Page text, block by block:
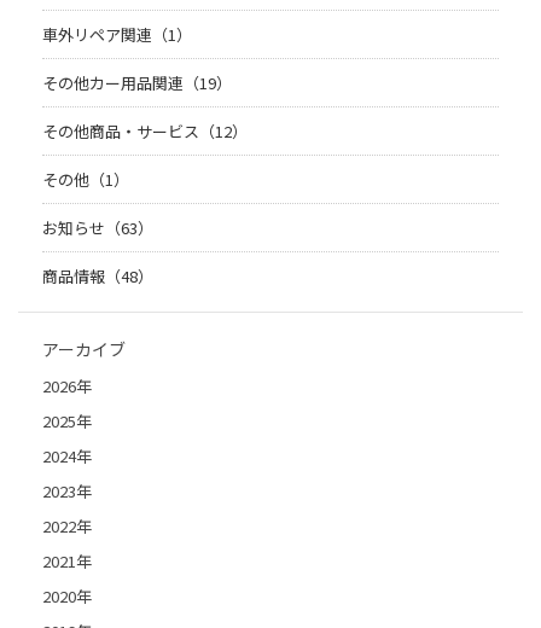
車外リペア関連（1）
その他カー用品関連（19）
その他商品・サービス（12）
その他（1）
お知らせ（63）
商品情報（48）
アーカイブ
2026年
2025年
2024年
2023年
2022年
2021年
2020年